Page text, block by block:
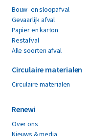
Bouw- en sloopafval
Gevaarlijk afval
Papier en karton
Restafval
Alle soorten afval
Circulaire materialen
Circulaire materialen
Renewi
Over ons
Nieuws & media